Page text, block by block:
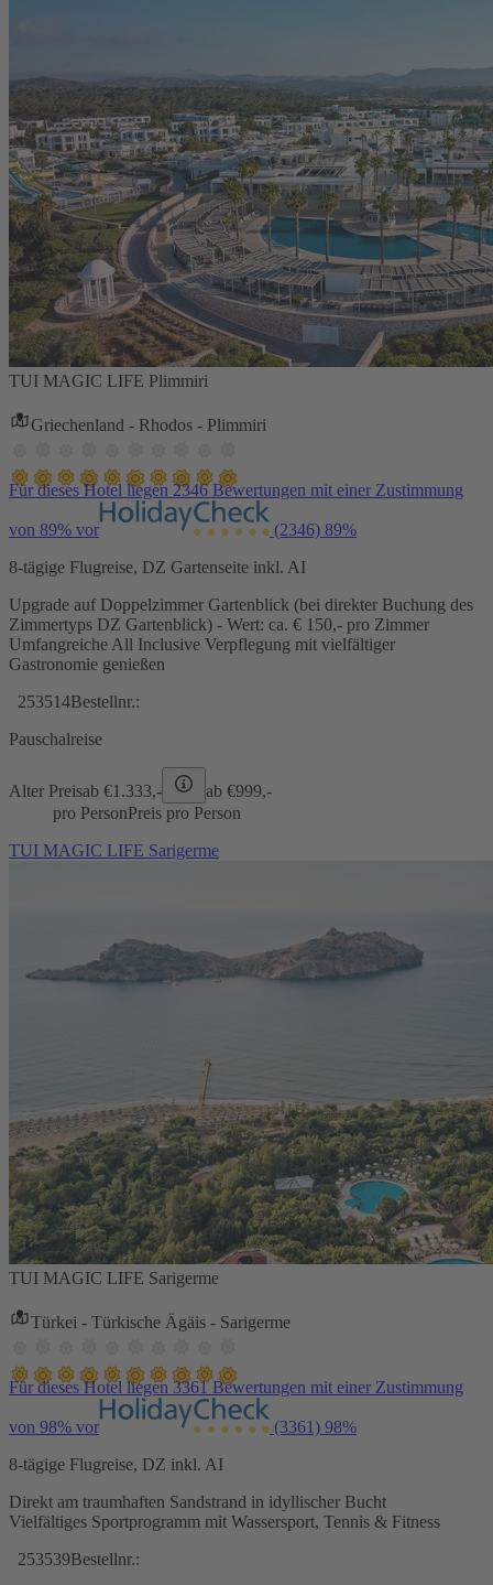
TUI MAGIC LIFE Plimmiri
Griechenland - Rhodos - Plimmiri
Für dieses Hotel liegen 2346 Bewertungen mit einer Zustimmung
von 89% vor (2346) 89%
8-tägige Flugreise, DZ Gartenseite inkl. AI
Upgrade auf Doppelzimmer Gartenblick (bei direkter Buchung des
Zimmertyps DZ Gartenblick) - Wert: ca. € 150,- pro Zimmer
Umfangreiche All Inclusive Verpflegung mit vielfältiger
Gastronomie genießen
253514Bestellnr.:
Pauschalreise
Alter Preisab €1.333,- ab €999,-
pro PersonPreis pro Person
TUI MAGIC LIFE Sarigerme
TUI MAGIC LIFE Sarigerme
Türkei - Türkische Ägäis - Sarigerme
Für dieses Hotel liegen 3361 Bewertungen mit einer Zustimmung
von 98% vor (3361) 98%
8-tägige Flugreise, DZ inkl. AI
Direkt am traumhaften Sandstrand in idyllischer Bucht
Vielfältiges Sportprogramm mit Wassersport, Tennis & Fitness
253539Bestellnr.: